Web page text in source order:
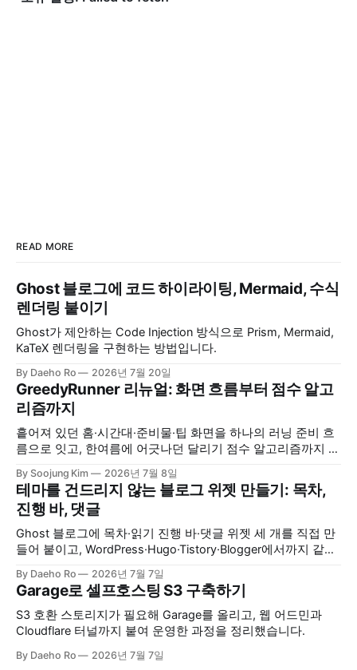
READ MORE
Ghost 블로그에 코드 하이라이팅, Mermaid, 수식
렌더링 붙이기
Ghost가 제안하는 Code Injection 방식으로 Prism, Mermaid,
KaTeX 렌더링을 구현하는 방법입니다.
By Daeho Ro 2026년 7월 20일
GreedyRunner 리뉴얼: 화면 흐름부터 점수 알고
리즘까지
흩어져 있던 홈·시간대·준비물·팁 화면을 하나의 러닝 준비 흐
름으로 잇고, 한여름에 어긋나던 달리기 점수 알고리즘까지 다
By Soojung Kim 2026년 7월 8일
테마를 건드리지 않는 블로그 위젯 만들기: 목차,
진행 바, 댓글
Ghost 블로그에 목차·읽기 진행 바·댓글 위젯 세 개를 직접 만
들어 붙이고, WordPress·Hugo·Tistory·Blogger에서까지 같은
By Daeho Ro 2026년 7월 7일
Garage로 셀프호스팅 S3 구축하기
S3 호환 스토리지가 필요해 Garage를 올리고, 웹 어드민과
Cloudflare 터널까지 붙여 운영한 과정을 정리했습니다.
By Daeho Ro 2026년 7월 7일